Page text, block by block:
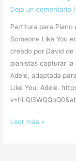
Deja un comentario /
Partitura para Piano
Someone Like You
creado por David
pianistas capturar
Adele, adaptada
Like You, Adele.
Leer más »